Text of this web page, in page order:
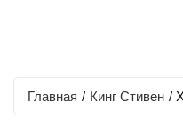
Главная / Кинг Стивен /